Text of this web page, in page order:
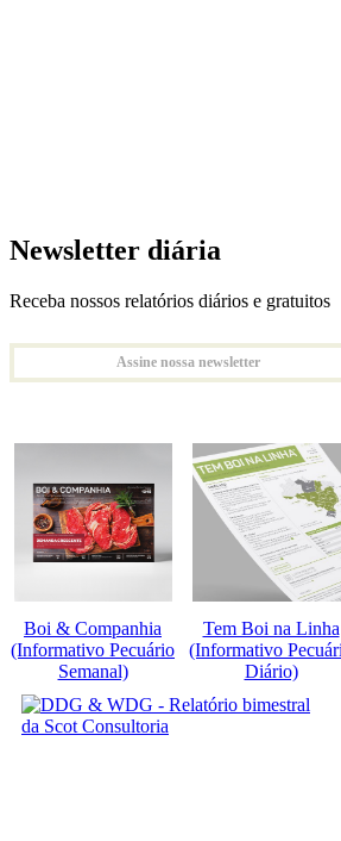
Newsletter diária
Receba nossos relatórios diários e gratuitos
Assine nossa newsletter
Boi & Companhia
(Informativo Pecuário
Semanal)
Tem Boi na Linha
(Informativo
Diário)